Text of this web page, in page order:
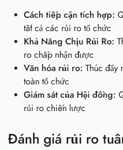
Cách tiếp cận tích hợp:
tất cả các rủi ro tổ chức
Khả Năng Chịu Rủi Ro:
ro chấp nhận được
Văn hóa rủi ro: Thúc đẩy
toàn tổ chức
Giám sát của Hội đồng:
rủi ro chiến lược
Đánh giá rủi ro